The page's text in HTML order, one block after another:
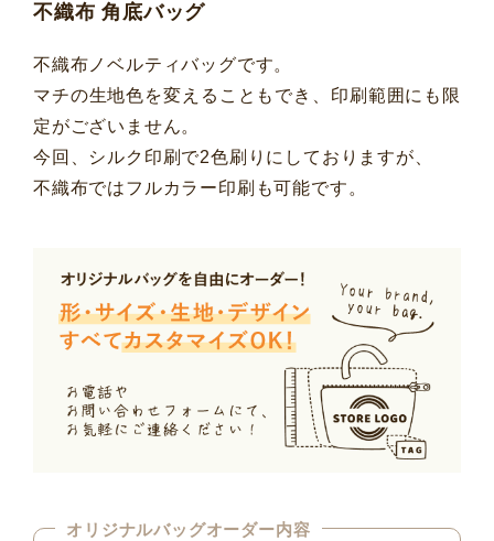
不織布 角底バッグ
不織布ノベルティバッグです。
マチの生地色を変えることもでき、印刷範囲にも限
定がございません。
今回、シルク印刷で2色刷りにしておりますが、
不織布ではフルカラー印刷も可能です。
オリジナルバッグオーダー内容